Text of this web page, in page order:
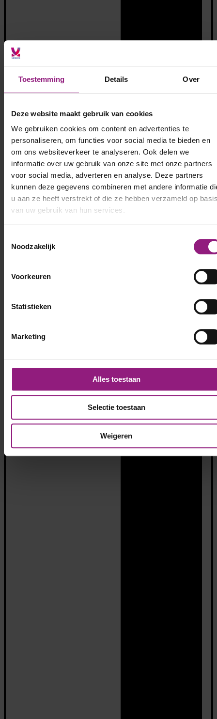
Toestemming Details Over
Deze website maakt gebruik van cookies
We gebruiken cookies om content en advertenties te
personaliseren, om functies voor social media te bieden en
om ons websiteverkeer te analyseren. Ook delen we
informatie over uw gebruik van onze site met onze partners
voor social media, adverteren en analyse. Deze partners
kunnen deze gegevens combineren met andere informatie
u aan ze heeft verstrekt of die ze hebben verzameld op
van uw gebruik van hun services.
Noodzakelijk
Voorkeuren
Statistieken
Marketing
Alles toestaan
Selectie toestaan
Weigeren
Bekijk alle opdrachten